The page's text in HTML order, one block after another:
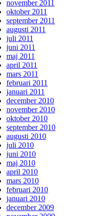
november 2011
oktober 2011
september 2011
augusti 2011
juli 2011
juni 2011
maj 2011
april 2011
mars 2011
februari 2011
januari 2011
december 2010
november 2010
oktober 2010
september 2010
augusti 2010
juli 2010
juni 2010
maj 2010
april 2010
mars 2010
februari 2010
januari 2010
december 2009